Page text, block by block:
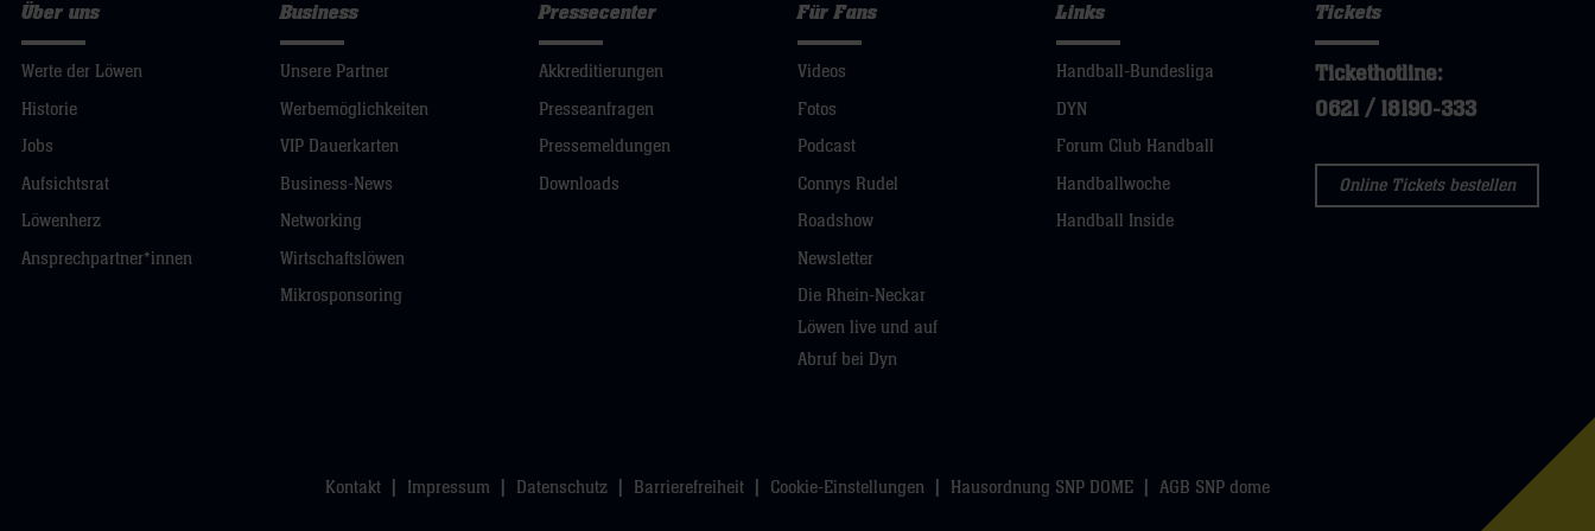
Über uns
Werte der Löwen
Historie
Jobs
Aufsichtsrat
Löwenherz
Ansprechpartner*innen
Business
Unsere Partner
Werbemöglichkeiten
VIP Dauerkarten
Business-News
Networking
Wirtschaftslöwen
Mikrosponsoring
Pressecenter
Akkreditierungen
Presseanfragen
Pressemeldungen
Downloads
Für Fans
Videos
Fotos
Podcast
Connys Rudel
Roadshow
Newsletter
Die Rhein-Neckar
Löwen live und auf
Abruf bei Dyn
Links
Handball-Bundesliga
DYN
Forum Club Handball
Handballwoche
Handball Inside
Tickets
Tickethotline:
0621 / 18190-333
Online Tickets bestellen
Kontakt Impressum Datenschutz Barrierefreiheit Cookie-Einstellungen Hausordnung SNP DOME AGB SNP dome